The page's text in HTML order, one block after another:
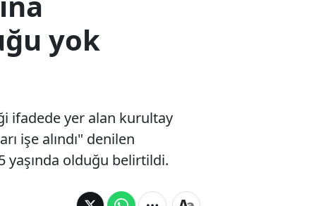
yok
ifadede yer alan kurultay
işe alındı" denilen
yaşında olduğu belirtildi.